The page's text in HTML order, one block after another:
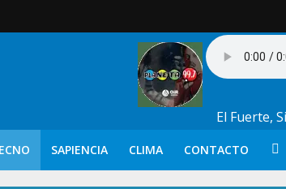
El Fuerte,
SAPIENCIA CLIMA CONTACTO